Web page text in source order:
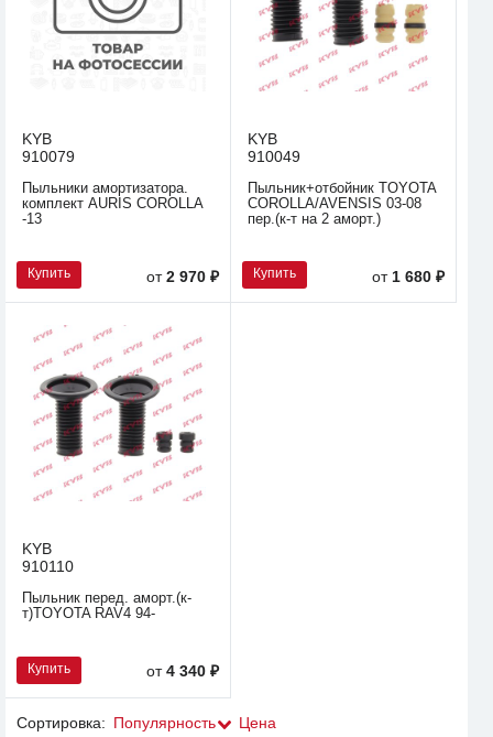
KYB
910079
Пыльники амортизатора.
комплект AURIS COROLLA
-13
Купить от2 970 ₽
KYB
910049
Пыльник+отбойник TOYOTA
COROLLA/AVENSIS 03-08
пер.(к-т на 2 аморт.)
Купить от 1 680 ₽
KYB
910110
Пыльник перед. аморт.(к-
т)TOYOTA RAV4 94-
Купить от4 340 ₽
Сортировка: Популярность Цена